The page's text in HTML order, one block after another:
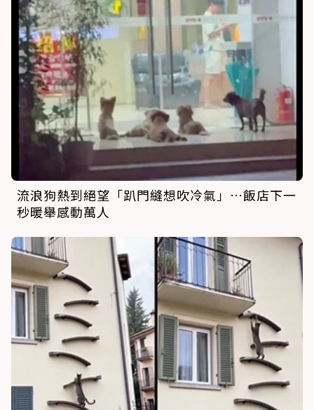
流浪狗熱到絕望「趴門縫想吹冷氣」…飯店下一
秒暖舉感動萬人